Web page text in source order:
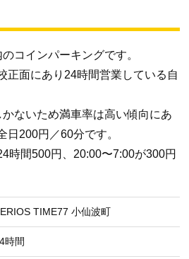
コインパーキングです。
正面にあり24時間営業している自
ないため満車率は高い傾向にあ
日200円／60分です。
時間500円、20:00〜7:00が300円
TIME77 小仙波町
時間